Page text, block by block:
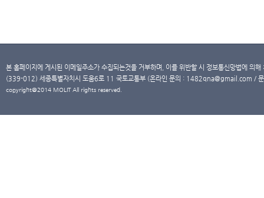
본 홈페이지에 게시된 이메일주소가 수집되는것을 거부하며, 이를 위반할 시 정보통신망법에 의
(339-012) 세종특별자치시 도움6로 11 국토교통부 (온라인 문의 : 1482qna@gmail.com /
copyright@2014 MOLIT All rights reserved.